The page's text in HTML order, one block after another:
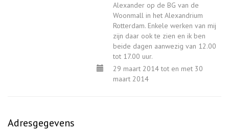
Alexander op de BG van de
Woonmall in het Alexandrium
Rotterdam. Enkele werken van mij
zijn daar ook te zien en ik ben
beide dagen aanwezig van 12.00
tot 17.00 uur.
29 maart 2014 tot en met 30
maart 2014
Adresgegevens